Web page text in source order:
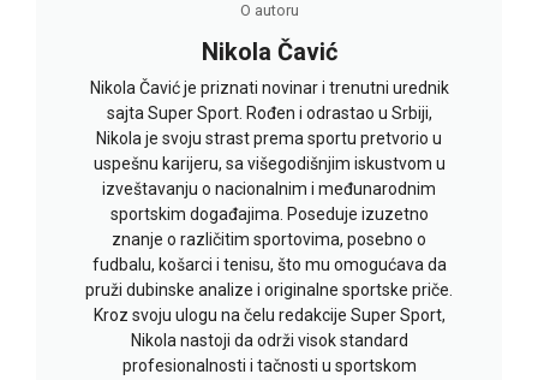
O autoru
Nikola Čavić
Nikola Čavić je priznati novinar i trenutni urednik
sajta Super Sport. Rođen i odrastao u Srbiji,
Nikola je svoju strast prema sportu pretvorio u
uspešnu karijeru, sa višegodišnjim iskustvom u
izveštavanju o nacionalnim i međunarodnim
sportskim događajima. Poseduje izuzetno
znanje o različitim sportovima, posebno o
fudbalu, košarci i tenisu, što mu omogućava da
pruži dubinske analize i originalne sportske priče.
Kroz svoju ulogu na čelu redakcije Super Sport,
Nikola nastoji da održi visok standard
profesionalnosti i tačnosti u sportskom